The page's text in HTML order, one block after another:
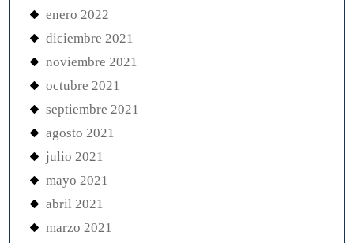
enero 2022
diciembre 2021
noviembre 2021
octubre 2021
septiembre 2021
agosto 2021
julio 2021
mayo 2021
abril 2021
marzo 2021